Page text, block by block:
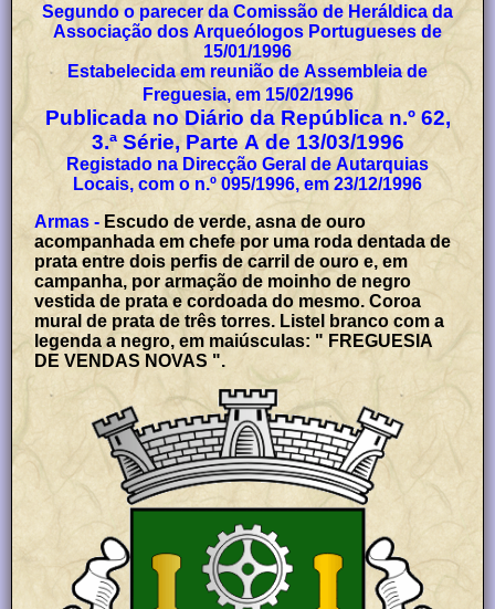
Segundo o parecer da Comissão de Heráldica da
Associação dos Arqueólogos Portugueses de
15/01/1996
Estabelecida em reunião de Assembleia de
Freguesia, em 15/02/1996
Publicada no Diário da República n.º 62,
3.ª Série, Parte A de 13/03/1996
Registado na Direcção Geral de Autarquias
Locais, com o n.º 095/1996, em 23/12/1996
Armas - Escudo de verde, asna de ouro
acompanhada em chefe por uma roda dentada de
prata entre dois perfis de carril de ouro e, em
campanha, por armação de moinho de negro
vestida de prata e cordoada do mesmo. Coroa
mural de prata de três torres. Listel branco com a
legenda a negro, em maiúsculas: " FREGUESIA
DE VENDAS NOVAS ".